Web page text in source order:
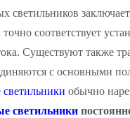
соответствует
Существуют также
с основными
обычно
светильники